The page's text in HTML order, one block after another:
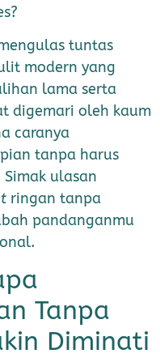
tuntas
modern yang
lama serta
digemari oleh kaum
caranya
tanpa harus
ulasan
ringan tanpa
pandanganmu
Tanpa
Diminati